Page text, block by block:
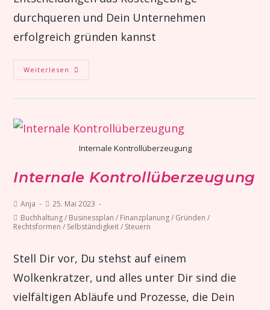
durchqueren und Dein Unternehmen
erfolgreich gründen kannst
Weiterlesen
Internale Kontrollüberzeugung
Internale Kontrollüberzeugung
Anja
25. Mai 2023
Buchhaltung / Businessplan / Finanzplanung / Gründen /
Rechtsformen / Selbständigkeit / Steuern
Stell Dir vor, Du stehst auf einem
Wolkenkratzer, und alles unter Dir sind die
vielfältigen Abläufe und Prozesse, die Dein